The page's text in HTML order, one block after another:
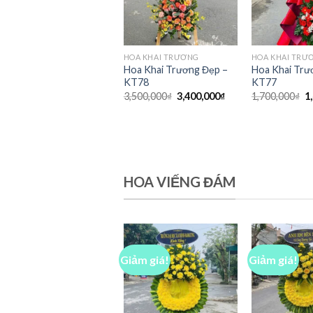
HOA KHAI TRƯƠNG
Hoa Khai Trương Đẹp –
KT78
3,500,000₫ Giá
gốc
3,400,000₫Giá
HOA KHAI
Hoa Khai
KT77
1,700,000₫
HOA VIẾNG ĐÁM
Giảm giá! Giảm giá!